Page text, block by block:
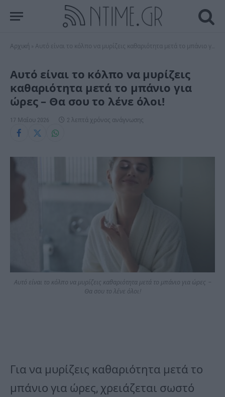
Αρχική Αυτό είναι το κόλπο να μυρίζεις καθαριότητα μετά το μπάνιο για ώρες – Θα σου το λένε όλοι!
Αυτό είναι το κόλπο να μυρίζεις
καθαριότητα μετά το μπάνιο για
ώρες – Θα σου το λένε όλοι!
17 Μαΐου 2026 2 λεπτά χρόνος ανάγνωσης
Αυτό είναι το κόλπο να μυρίζεις καθαριότητα μετά το μπάνιο για ώρες –
Θα σου το λένε όλοι!
Για να μυρίζεις καθαριότητα μετά το
μπάνιο για ώρες, χρειάζεται σωστό